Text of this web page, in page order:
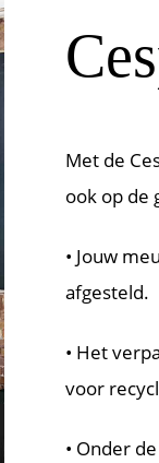
Met de
ook op de
• Jouw
afgesteld.
• Het
voor
• Onder